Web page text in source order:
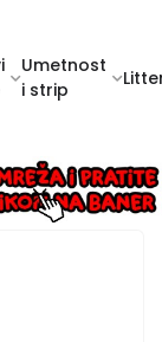
Umetnost
i strip